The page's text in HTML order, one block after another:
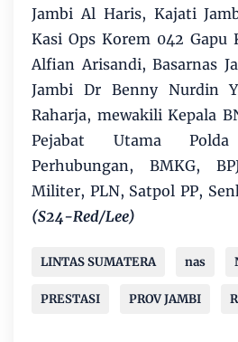
Jambi Al Haris, Kajati
Kasi Ops Korem 042 Gapu
Alfian Arisandi, Basarnas
Jambi Dr Benny Nurdin
Raharja, mewakili Kepala
Pejabat Utama
Perhubungan, BMKG,
Militer, PLN, Satpol PP,
(S24-Red/Lee)
LINTAS SUMATERA nas
PRESTASI PROV JAMBI